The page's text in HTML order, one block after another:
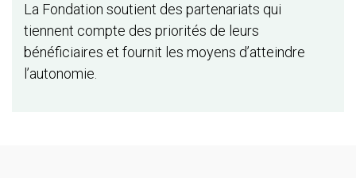
La Fondation soutient des partenariats qui
tiennent compte des priorités de leurs
bénéficiaires et fournit les moyens d’atteindre
l’autonomie.